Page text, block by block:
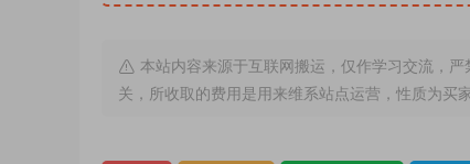
本站内容来源于互联网搬运，仅作学习交流，
关，所收取的费用是用来维系站点运营，性质为买